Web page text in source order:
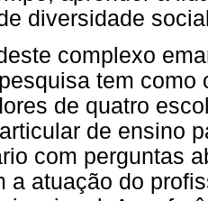
diversidade
complexo
tem
de quatro
de ensino
com perguntas
a atuação do